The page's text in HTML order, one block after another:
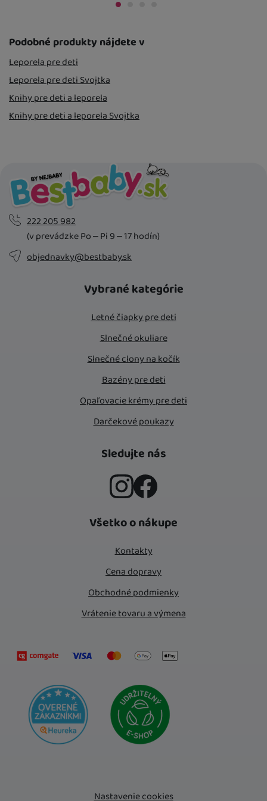
14. 8.
Podobné produkty nájdete v
Leporela pre deti
Leporela pre deti Svojtka
Knihy pre deti a leporela
Knihy pre deti a leporela Svojtka
222 205 982
(v prevádzke Po – Pi 9 – 17 hodín)
objednavky@bestbaby.sk
Vybrané kategórie
Letné čiapky pre deti
Slnečné okuliare
Slnečné clony na kočík
Bazény pre deti
Opaľovacie krémy pre deti
Darčekové poukazy
Sledujte nás
Všetko o nákupe
Kontakty
Cena dopravy
Obchodné podmienky
Vrátenie tovaru a výmena
Nastavenie cookies